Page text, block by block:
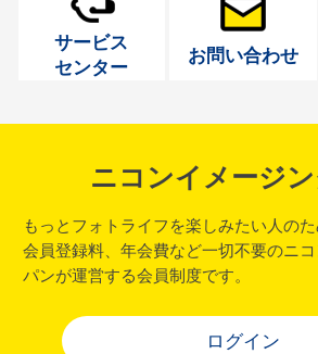
サービス
センター
お問い合わせ
ニコンイメージ
もっとフォトライフを楽しみたい人のた
会員登録料、年会費など一切不要のニ
パンが運営する会員制度です。
ログイン